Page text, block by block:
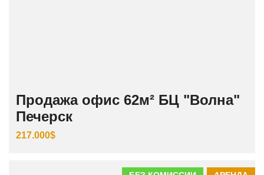
Продажа офис 62м² БЦ "Волна"
Печерск
217.000$